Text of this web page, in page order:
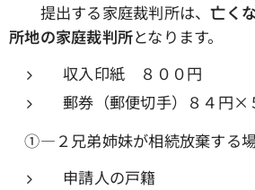
提出する家庭裁判所は、亡く
所地の家庭裁判所となります。
収入印紙 ８００円
郵券（郵便切手）８４円
①―２兄弟姉妹が相続放棄する
申請人の戸籍